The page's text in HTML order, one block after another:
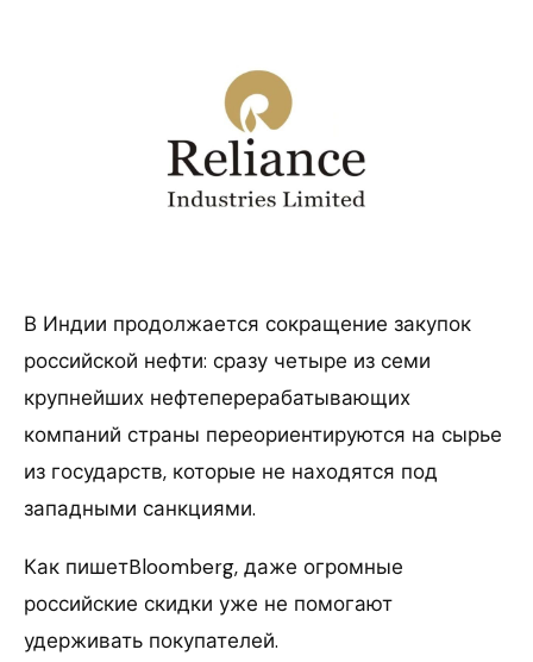
В Индии продолжается сокращение закупок
российской нефти: сразу четыре из семи
крупнейших нефтеперерабатывающих
компаний страны переориентируются на сырье
из государств, которые не находятся под
западными санкциями.
Как пишетBloomberg, даже огромные
российские скидки уже не помогают
удерживать покупателей.